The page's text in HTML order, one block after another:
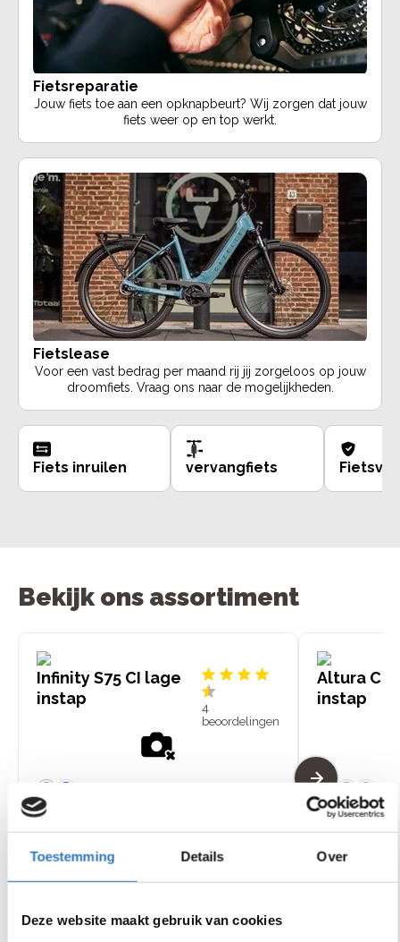
Toestemming Details Over
Deze website maakt gebruik van cookies
Fietsreparatie
Jouw fiets toe aan een opknapbeurt? Wij zorgen dat jouw
fiets weer op en top werkt.
Fietslease
Voor een vast bedrag per maand rij jij zorgeloos op jouw
droomfiets. Vraag ons naar de mogelijkheden.
Fiets inruilen vervangfiets
Bekijk ons assortiment
Infinity S75 CI lage
instap
4
beoordelingen
Bosch Performance Line
Nm
versnellingen
km
model
Altura CP
instap
middenmotor, 40
versnellingen
km